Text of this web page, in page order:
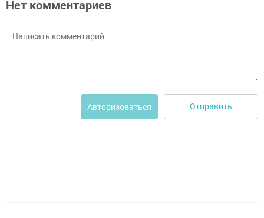
Нет комментариев
Авторизоваться Отправить